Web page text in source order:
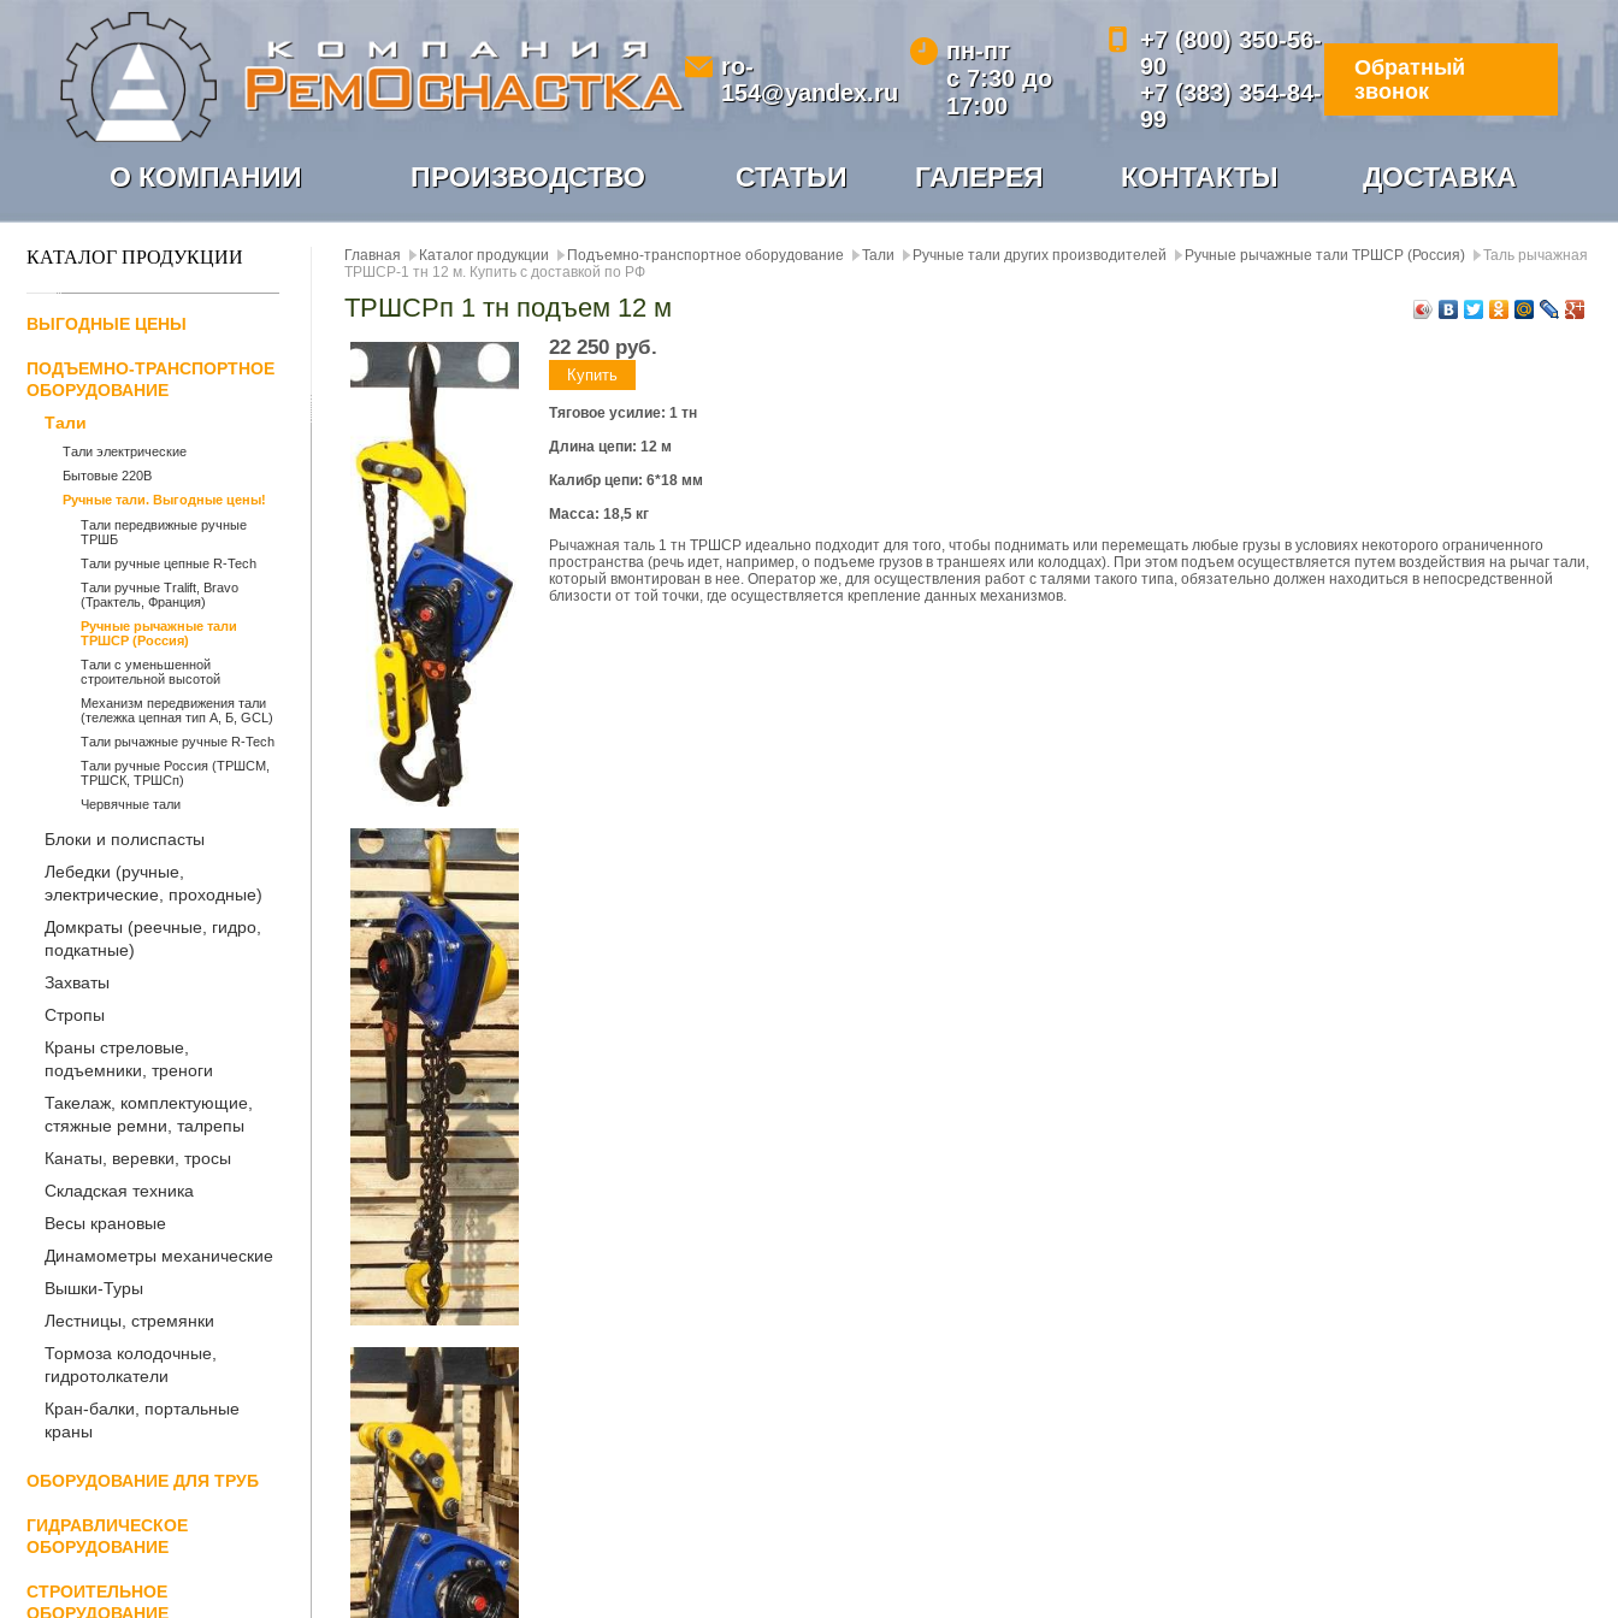
ro-
154@yandex.ru
пн-пт
с 7:30 до
17:00
+7 (800) 350-56-
90
+7 (383) 354-84-
99
Обратный
звонок
О КОМПАНИИ ПРОИЗВОДСТВО СТАТЬИ ГАЛЕРЕЯ КОНТАКТЫ ДОСТАВКА
КАТАЛОГ ПРОДУКЦИИ
ВЫГОДНЫЕ ЦЕНЫ
ПОДЪЕМНО-ТРАНСПОРТНОЕ
ОБОРУДОВАНИЕ
Тали
Тали электрические
Бытовые 220В
Ручные тали. Выгодные цены!
Тали передвижные ручные
ТРШБ
Тали ручные цепные R-Tech
Тали ручные Tralift, Bravo
(Трактель, Франция)
Ручные рычажные тали
ТРШСР (Россия)
Тали с уменьшенной
строительной высотой
Механизм передвижения тали
(тележка цепная тип А, Б, GCL)
Тали рычажные ручные R-Tech
Тали ручные Россия (ТРШСМ,
ТРШСК, ТРШСп)
Червячные тали
Блоки и полиспасты
Лебедки (ручные,
электрические, проходные)
Домкраты (реечные, гидро,
подкатные)
Захваты
Стропы
Краны стреловые,
подъемники, треноги
Такелаж, комплектующие,
стяжные ремни, талрепы
Канаты, веревки, тросы
Складская техника
Весы крановые
Динамометры механические
Вышки-Туры
Лестницы, стремянки
Тормоза колодочные,
гидротолкатели
Кран-балки, портальные
краны
ОБОРУДОВАНИЕ ДЛЯ ТРУБ
ГИДРАВЛИЧЕСКОЕ
ОБОРУДОВАНИЕ
СТРОИТЕЛЬНОЕ
ОБОРУДОВАНИЕ
Главная Каталог продукции Подъемно-транспортное оборудование Тали Ручные тали других производителей Ручные рычажные тали ТРШСР (Россия)
Таль рычажная
ТРШСР-1 тн 12 м. Купить с доставкой по РФ
ТРШСРп 1 тн подъем 12 м
22 250 руб.
Тяговое усилие: 1 тн
Длина цепи: 12 м
Калибр цепи: 6*18 мм
Масса: 18,5 кг
Рычажная таль 1 тн ТРШСР идеально подходит для того, чтобы поднимать или перемещать любые грузы в условиях некоторого ограниченного
пространства (речь идет, например, о подъеме грузов в траншеях или колодцах). При этом подъем осуществляется путем воздействия на рычаг тали,
который вмонтирован в нее. Оператор же, для осуществления работ с талями такого типа, обязательно должен находиться в непосредственной
близости от той точки, где осуществляется крепление данных механизмов.